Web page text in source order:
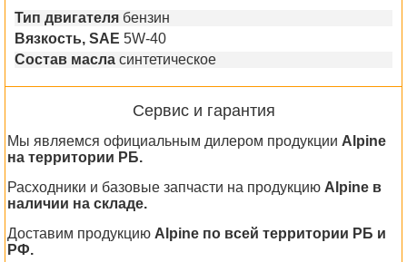
Тип двигателя бензин
Вязкость, SAE 5W-40
Состав масла синтетическое
Сервис и гарантия
Мы являемся официальным дилером продукции Alpine
на территории РБ.
Расходники и базовые запчасти на продукцию Alpine в
наличии на складе.
Доставим продукцию Alpine по всей территории РБ и
РФ.